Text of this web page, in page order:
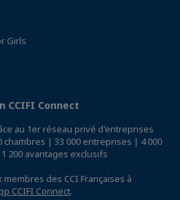
Girls
CCIFI Connect
au 1er réseau privé d'entreprises
chambres | 33 000 entreprises | 4 000
200 avantages exclusifs
des CCI Françaises à
CCIFI Connect.